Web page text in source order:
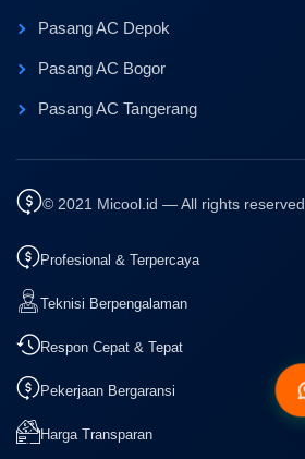
Pasang AC Depok
Pasang AC Bogor
Pasang AC Tangerang
© 2021 Micool.id — All rights reserved
Profesional & Terpercaya
Teknisi Berpengalaman
Respon Cepat & Tepat
Pekerjaan Bergaransi
Harga Transparan